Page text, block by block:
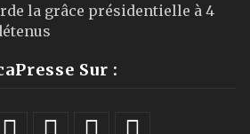
la grâce présidentielle à 4
Sur :